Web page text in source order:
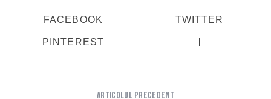
FACEBOOK TWITTER
PINTEREST
Articolul precedent